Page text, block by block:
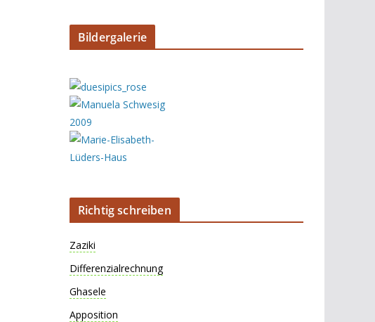
Bildergalerie
Richtig schreiben
Zaziki
Differenzialrechnung
Ghasele
Apposition